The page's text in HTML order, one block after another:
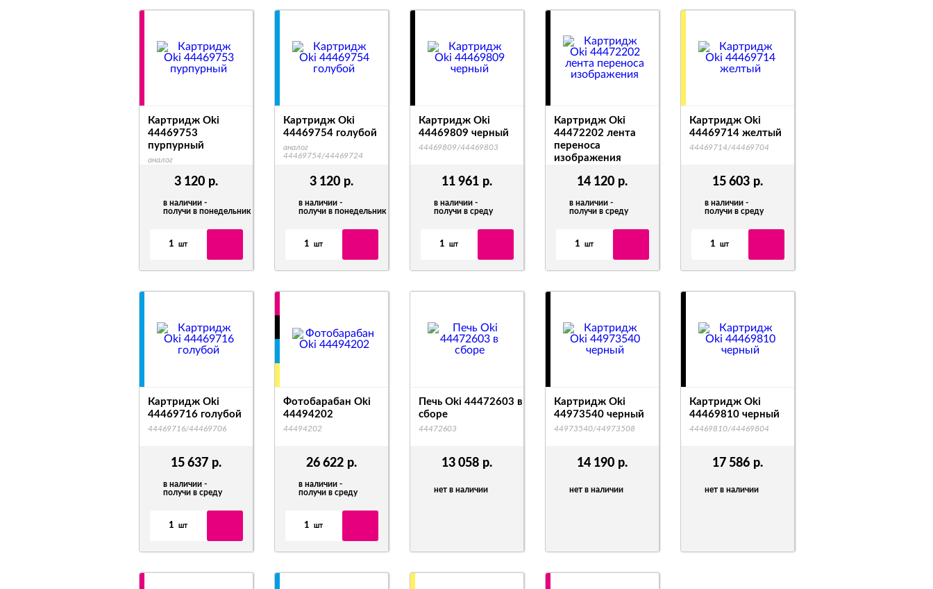
3 120 р.
в наличии -
получи в понедельник
1 шт
Картридж Oki
44469753
пурпурный
аналог
3 120 р.
в наличии -
получи в понедельник
1 шт
Картридж Oki
44469754 голубой
аналог
44469754/44469724
11 961 р.
в наличии -
получи в среду
1 шт
Картридж Oki
44469809 черный
44469809/44469803
14 120 р.
в наличии -
получи в среду
1 шт
Картридж Oki
44472202 лента
переноса
изображения
15 603 р.
в наличии -
получи в среду
1 шт
Картридж Oki
44469714 желтый
44469714/44469704
15 637 р.
в наличии -
получи в среду
1 шт
Картридж Oki
44469716 голубой
44469716/44469706
26 622 р.
в наличии -
получи в среду
1 шт
Фотобарабан Oki
44494202
44494202
13 058 р.
нет в наличии
Печь Oki 44472603 в
сборе
44472603
14 190 р.
нет в наличии
Картридж Oki
44973540 черный
44973540/44973508
17 586 р.
нет в наличии
Картридж Oki
44469810 черный
44469810/44469804